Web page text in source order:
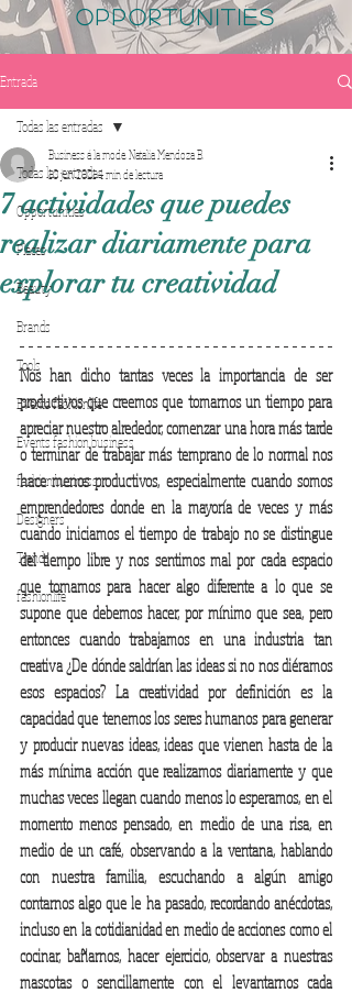
opportunities
Entrada
Todas las entradas
Opportunities
Places
Beauty
Brands
Tools
Events fashionlife
Events fashion business
fashion business
Designers
Trends
fashionlife
Todas las entradas
7 actividades que puedes
realizar diariamente para
explorar tu creatividad
Business á la mode. Natalia Mendoza B.
10 jun 20214 min de lectura
Nos han dicho tantas veces la importancia de ser
productivos que creemos que tomarnos un tiempo para
apreciar nuestro alrededor, comenzar una hora más tarde
o terminar de trabajar más temprano de lo normal nos
hace menos productivos, especialmente cuando somos
emprendedores donde en la mayoría de veces y más
cuando iniciamos el tiempo de trabajo no se distingue
del tiempo libre y nos sentimos mal por cada espacio
que tomamos para hacer algo diferente a lo que se
supone que debemos hacer, por mínimo que sea, pero
entonces cuando trabajamos en una industria tan
creativa ¿De dónde saldrían las ideas si no nos diéramos
esos espacios? La creatividad por definición es la
capacidad que tenemos los seres humanos para generar
y producir nuevas ideas, ideas que vienen hasta de la
más mínima acción que realizamos diariamente y que
muchas veces llegan cuando menos lo esperamos, en el
momento menos pensado, en medio de una risa, en
medio de un café, observando a la ventana, hablando
con nuestra familia, escuchando a algún amigo
contarnos algo que le ha pasado, recordando anécdotas,
incluso en la cotidianidad en medio de acciones como el
cocinar, bañarnos, hacer ejercicio, observar a nuestras
mascotas o sencillamente con el levantarnos cada